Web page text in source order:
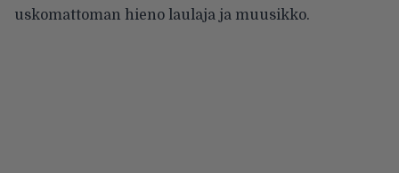
uskomattoman hieno laulaja ja muusikko.